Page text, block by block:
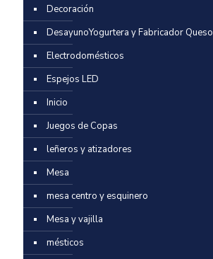
Decoración
DesayunoYogurtera y Fabricador Queso
Electrodomésticos
Espejos LED
Inicio
Juegos de Copas
leñeros y atizadores
Mesa
mesa centro y esquinero
Mesa y vajilla
mésticos